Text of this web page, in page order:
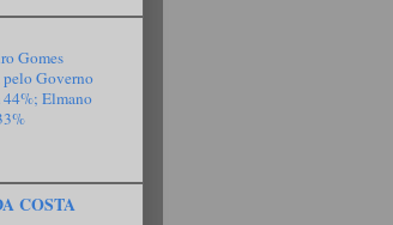
Gomes
Governo
44%; Elmano
COSTA